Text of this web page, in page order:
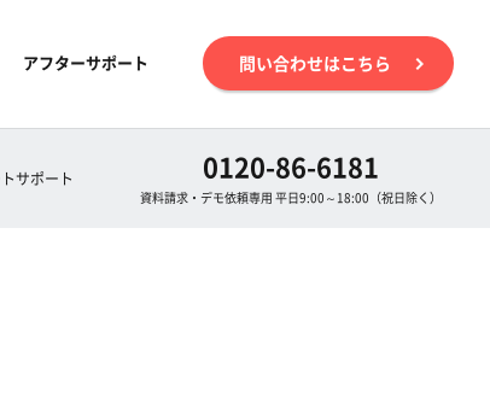
アフターサポート 問い合わせはこちら
サポート 0120-86-6181
資料請求・デモ依頼専用 平日9:00～18:00（祝日除く）